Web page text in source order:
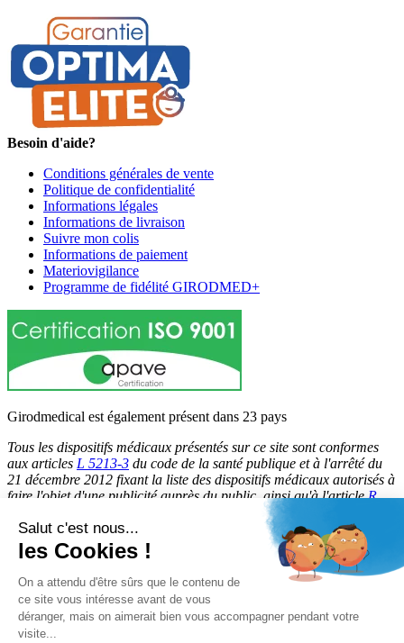
Besoin d'aide?
Conditions générales de vente
Politique de confidentialité
Informations légales
Informations de livraison
Suivre mon colis
Informations de paiement
Materiovigilance
Programme de fidélité GIRODMED+
Girodmedical est également présent dans 23 pays
Tous les dispositifs médicaux présentés sur ce site sont conformes
aux articles L 5213-3 du code de la santé publique et à l'arrêté du
21 décembre 2012 fixant la liste des dispositifs médicaux autorisés à
faire l'objet d'une publicité auprès du public, ainsi qu'à l'articleR
du code de la santé publique. Par conséquent, ils peuvent
être légalement promus et rendus accessibles au public.
© 2026 Girodmedical. Tous droits réservés.
Paiement 100 % sécurisé !
Salut c'est nous...
les Cookies !
On a attendu d'être sûrs que le contenu de
ce site vous intéresse avant de vous
déranger, mais on aimerait bien vous accompagner pendant votre
visite...